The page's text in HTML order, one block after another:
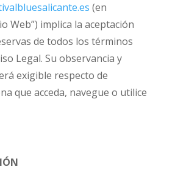
(en
Web”) implica la aceptación
de todos los términos
Legal. Su observancia y
exigible respecto de
que acceda, navegue o utilice